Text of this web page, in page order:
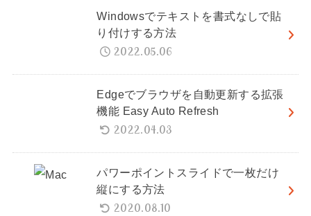
Windowsでテキストを書式なしで貼
り付けする方法
2022.05.06
Edgeでブラウザを自動更新する拡張
機能 Easy Auto Refresh
2022.04.03
パワーポイントスライドで一枚だけ
縦にする方法
2020.08.10